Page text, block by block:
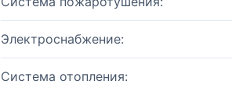
Электроснабжение:
Система отопления: